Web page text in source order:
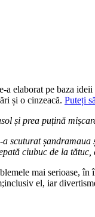
elaborat pe baza
și o cinzeacă. Puteți
și prea puțină
scuturat
ciubuc de la tătuc,
mai serioase,
el, iar